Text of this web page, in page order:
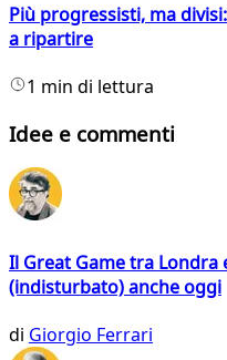
Più progressisti, ma
a ripartire
1 min di lettura
Idee e commenti
Il Great Game tra
(indisturbato) anche oggi
di Giorgio Ferrari